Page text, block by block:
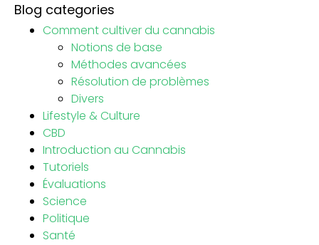
Blog categories
Comment cultiver du cannabis
Notions de base
Méthodes avancées
Résolution de problèmes
Divers
Lifestyle & Culture
CBD
Introduction au Cannabis
Tutoriels
Évaluations
Science
Politique
Santé